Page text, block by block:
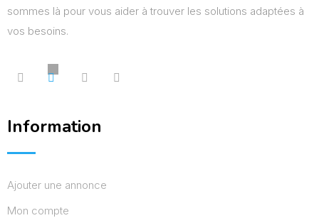
sommes là pour vous aider à trouver les solutions adaptées à
vos besoins.
Information
Ajouter une annonce
Mon compte